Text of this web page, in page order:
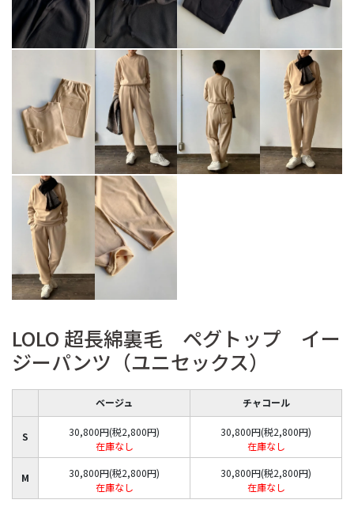
LOLO 超長綿裏毛 ペグトップ イー
ジーパンツ（ユニセックス）
ベージュ チャコール
S
30,800円(税2,800円)
在庫なし
30,800円(税2,800円)
在庫なし
M
30,800円(税2,800円)
在庫なし
30,800円(税2,800円)
在庫なし